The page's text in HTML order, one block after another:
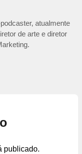
atualmente
de arte e diretor
publicado.